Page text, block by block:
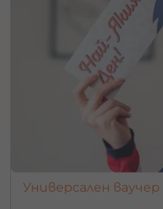
Универсален